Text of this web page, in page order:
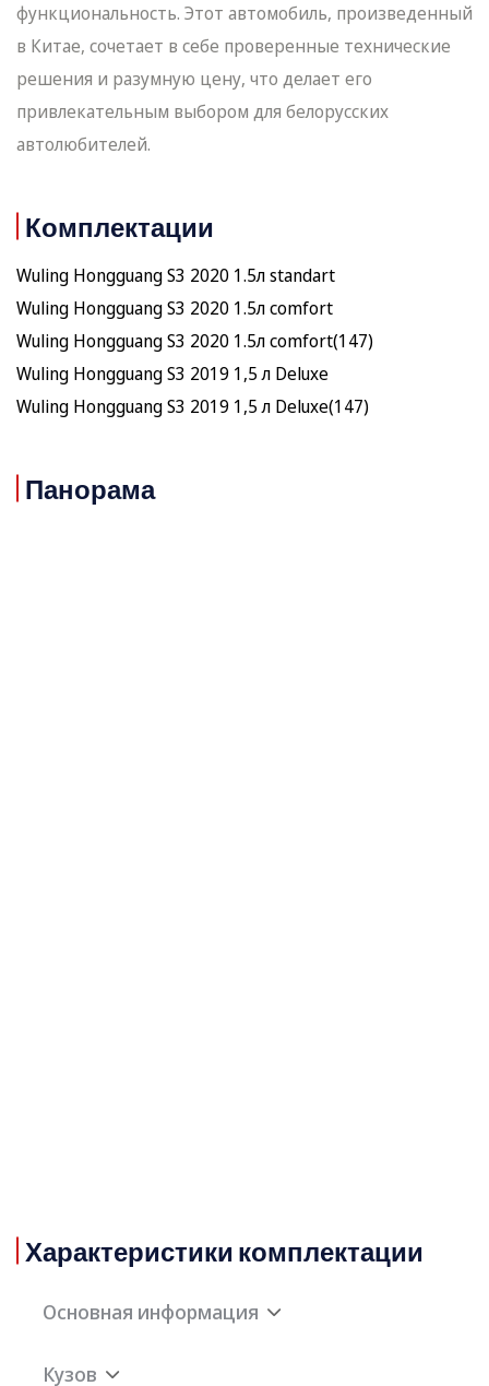
функциональность. Этот автомобиль, произведенный
в Китае, сочетает в себе проверенные технические
решения и разумную цену, что делает его
привлекательным выбором для белорусских
автолюбителей.
Комплектации
Wuling Hongguang S3 2020 1.5л standart
Wuling Hongguang S3 2020 1.5л comfort
Wuling Hongguang S3 2020 1.5л comfort(147)
Wuling Hongguang S3 2019 1,5 л Deluxe
Wuling Hongguang S3 2019 1,5 л Deluxe(147)
Панорама
Характеристики комплектации
Основная информация
Максимальная
Кузов